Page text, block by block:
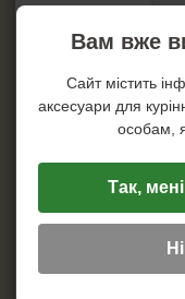
Вам вже
Сайт містить
аксесуари для
особам,
Так,